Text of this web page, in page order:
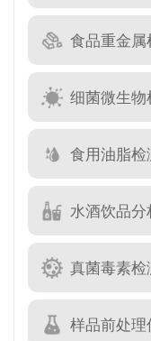
食品重金属
细菌微生物
食用油脂检
水酒饮品分
真菌毒素检
样品前处理